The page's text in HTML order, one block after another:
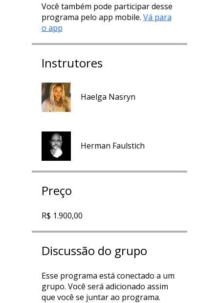
Você também pode participar desse
programa pelo app mobile. Vá para
o app
Instrutores
Haelga Nasryn
Herman Faulstich
Preço
R$ 1.900,00
Discussão do grupo
Esse programa está conectado a um
grupo. Você será adicionado assim
que você se juntar ao programa.